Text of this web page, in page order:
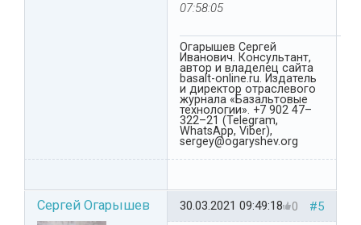
07:58:05
Огарышев Сергей
Иванович. Консультант,
автор и владелец сайта
basalt-online.ru. Издатель
и директор отраслевого
журнала «Базальтовые
технологии». +7 902 47–
322–21 (Telegram,
WhatsApp, Viber),
sergey@ogaryshev.org
Сергей Огарышев #5
0
30.03.2021 09:49:18